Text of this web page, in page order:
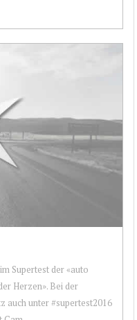
Supertest der «auto
Herzen». Bei der
auch unter #supertest2016